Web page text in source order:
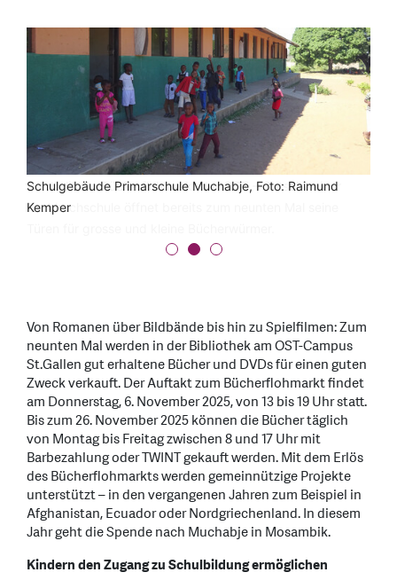
Der beliebte Bücherflohmarkt der OST – Ostschweizer
Fachhochschule öffnet bereits zum neunten Mal seine
Schulgebäude Primarschule Muchabje, Foto: Raimund
Kemper
Behelfsbau Primarschule Muchabje, Foto: Raimund Kemper
Von Romanen über Bildbände bis hin zu Spielfilmen: Zum
neunten Mal werden in der Bibliothek am OST-Campus
St.Gallen gut erhaltene Bücher und DVDs für einen guten
Zweck verkauft. Der Auftakt zum Bücherflohmarkt findet
am Donnerstag, 6. November 2025, von 13 bis 19 Uhr statt.
Bis zum 26. November 2025 können die Bücher täglich
von Montag bis Freitag zwischen 8 und 17 Uhr mit
Barbezahlung oder TWINT gekauft werden. Mit dem Erlös
des Bücherflohmarkts werden gemeinnützige Projekte
unterstützt – in den vergangenen Jahren zum Beispiel in
Afghanistan, Ecuador oder Nordgriechenland. In diesem
Jahr geht die Spende nach Muchabje in Mosambik.
Kindern den Zugang zu Schulbildung ermöglichen